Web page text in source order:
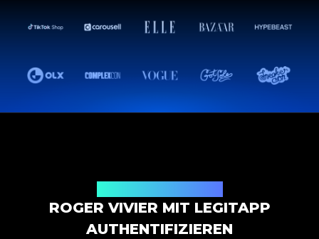
ROGER VIVIER MIT LEGITAPP
AUTHENTIFIZIEREN